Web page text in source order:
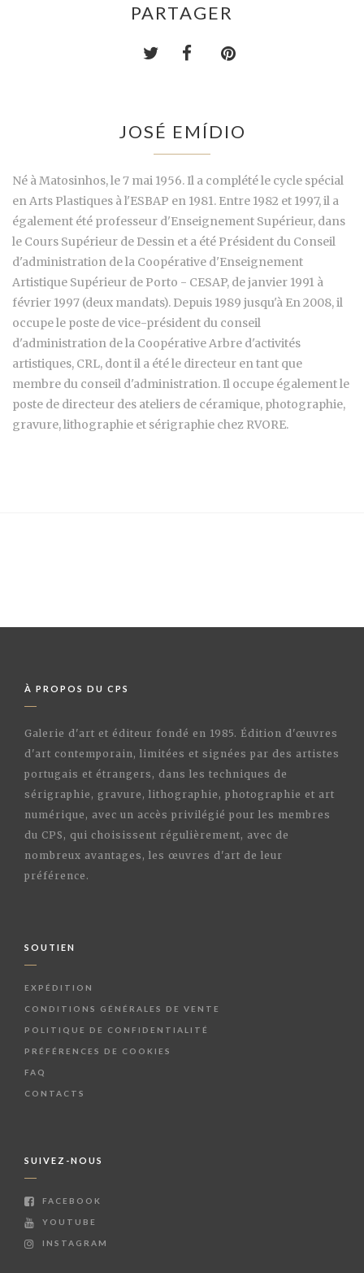
PARTAGER
JOSÉ EMÍDIO
Né à Matosinhos, le 7 mai 1956. Il a complété le cycle spécial
en Arts Plastiques à l'ESBAP en 1981. Entre 1982 et 1997, il a
également été professeur d'Enseignement Supérieur, dans
le Cours Supérieur de Dessin et a été Président du Conseil
d'administration de la Coopérative d'Enseignement
Artistique Supérieur de Porto - CESAP, de janvier 1991 à
février 1997 (deux mandats). Depuis 1989 jusqu'à En 2008, il
occupe le poste de vice-président du conseil
d'administration de la Coopérative Arbre d'activités
artistiques, CRL, dont il a été le directeur en tant que
membre du conseil d'administration. Il occupe également le
poste de directeur des ateliers de céramique, photographie,
gravure, lithographie et sérigraphie chez RVORE.
À PROPOS DU CPS
Galerie d'art et éditeur fondé en 1985. Édition d'œuvres
d'art contemporain, limitées et signées par des artistes
portugais et étrangers, dans les techniques de
sérigraphie, gravure, lithographie, photographie et art
numérique, avec un accès privilégié pour les membres
du CPS, qui choisissent régulièrement, avec de
nombreux avantages, les œuvres d'art de leur
préférence.
SOUTIEN
EXPÉDITION
CONDITIONS GÉNÉRALES DE VENTE
POLITIQUE DE CONFIDENTIALITÉ
PRÉFÉRENCES DE COOKIES
FAQ
CONTACTS
SUIVEZ-NOUS
FACEBOOK
YOUTUBE
INSTAGRAM